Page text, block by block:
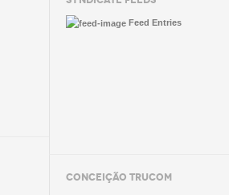
Feed Entries
CONCEIÇÃO TRUCOM